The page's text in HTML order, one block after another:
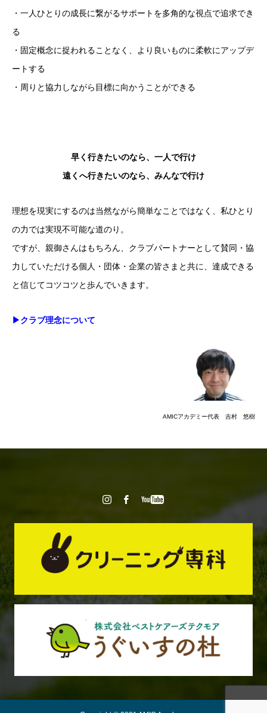
・一人ひとりの成長に繋がるサポートを多角的な視点で追求でき
る
・固定概念に捉われることなく、より良いものに柔軟にアップデ
ートする
・周りと協力しながら目標に向かうことができる
早く行きたいのなら、一人で行け
遠くへ行きたいのなら、みんなで行け
理想を現実にするのは当然ながら簡単なことではなく、 私ひとり
の力では実現不可能な道のり。
ですが、親御さんはもちろん、クラブパートナーとして賛同・協
力していただける個人・団体・企業の皆さまと共に、達成できる
と信じてコツコツと歩んでいきます。
▶︎クラブ理念について
AMICアカデミー代表 吉村 悠樹